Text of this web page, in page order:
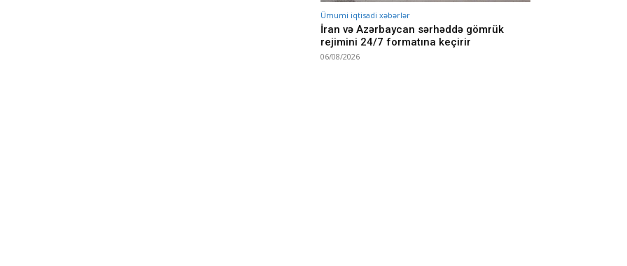
Ümumi iqtisadi xəbərlər
İran və Azərbaycan sərhəddə gömrük
rejimini 24/7 formatına keçirir
06/08/2026